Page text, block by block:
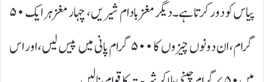
پیاس کو دور کرتا ہے۔دیگر مغز بادام شیریں، چہار مغز ہر ایک ۵۰
گرام، ان دونوں چیزوں کا ۵۰۰ گرام پانی میں پیس لیں، اور اس